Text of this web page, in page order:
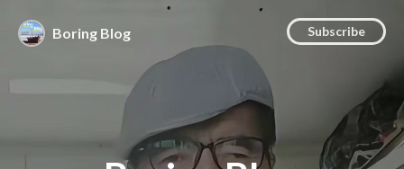
Boring Blog Subscribe